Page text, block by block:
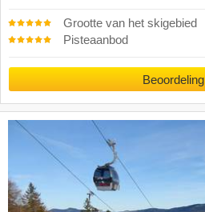
Grootte van het skigebied
Pisteaanbod
Beoordeling